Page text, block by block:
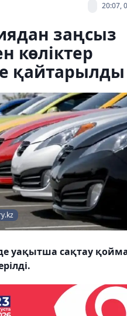
20:07,
заңсыз
көліктер
қайтарылды
уақытша сақтау